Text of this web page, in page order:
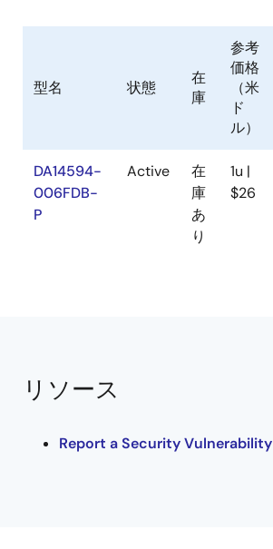
型名 状態
在
庫
参考
価格
（米
ド
ル）
DA14594-
006FDB-
P
Active
在
庫
あ
り
1u |
$26
リソース
Report a Security Vulnerability